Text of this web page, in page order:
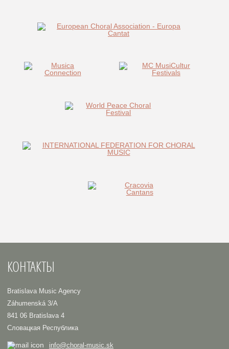
КОНТАКТЫ
Bratislava Music Agency
Záhumenská 3/A
841 06 Bratislava 4
Словацкая Республика
info@choral-music.sk